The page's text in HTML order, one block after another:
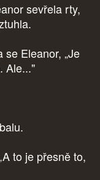
sevřela rty,
se Eleanor, „Je
Ale..."
to je přesně to,